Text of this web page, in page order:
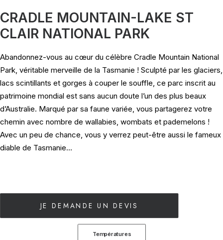
CRADLE MOUNTAIN-LAKE ST
CLAIR NATIONAL PARK
Abandonnez-vous au cœur du célèbre Cradle Mountain National
Park, véritable merveille de la Tasmanie ! Sculpté par les glaciers,
lacs scintillants et gorges à couper le souffle, ce parc inscrit au
patrimoine mondial est sans aucun doute l’un des plus beaux
d’Australie. Marqué par sa faune variée, vous partagerez votre
chemin avec nombre de wallabies, wombats et pademelons !
Avec un peu de chance, vous y verrez peut-être aussi le fameux
diable de Tasmanie…
JE DEMANDE UN DEVIS
Températures